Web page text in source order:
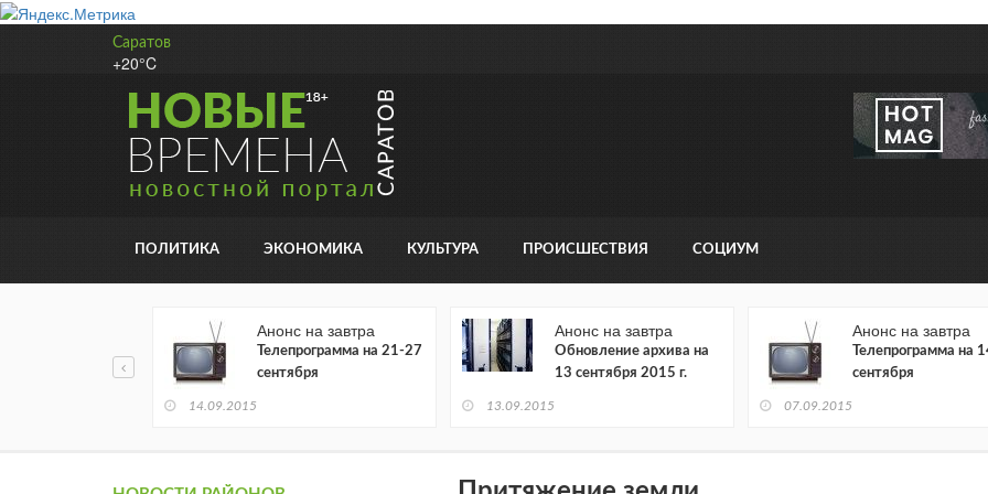
Саратов
+20°C
ПОЛИТИКА ЭКОНОМИКА КУЛЬТУРА ПРОИСШЕСТВИЯ СОЦИУМ
читается в
Анонс на завтра
Телепрограмма на 21-27
сентября
14.09.2015
Анонс на завтра
Обновление архива на
13 сентября 2015 г.
13.09.2015
Анонс на завтра
Телепрограмма на
сентября
07.09.2015